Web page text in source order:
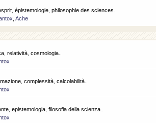
épistemologie, philosophie des sciences..
Ache
relatività, cosmologia..
complessità, calcolabilità..
epistemologia, filosofia della scienza..